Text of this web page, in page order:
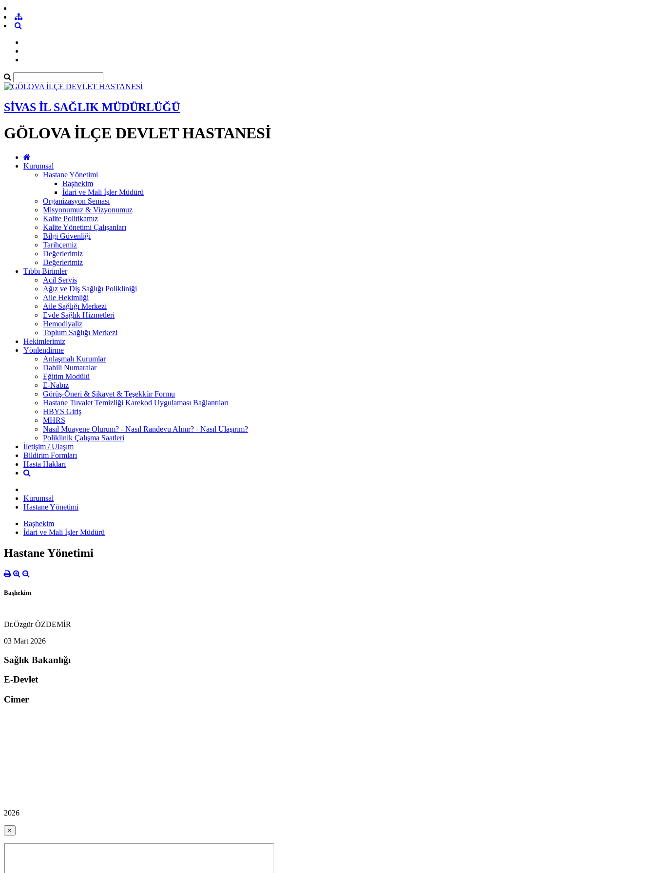
SİVAS İL SAĞLIK MÜDÜRLÜĞÜ
GÖLOVA İLÇE DEVLET HASTANESİ
Kurumsal
Hastane Yönetimi
Başhekim
İdari ve Mali İşler Müdürü
Organizasyon Şeması
Misyonumuz & Vizyonumuz
Kalite Politikamız
Kalite Yönetimi Çalışanları
Bilgi Güvenliği
Tarihçemiz
Değerlerimiz
Değerlerimiz
Tıbbı Birimler
Acil Servis
Ağız ve Diş Sağlığı Polikliniği
Aile Hekimliği
Aile Sağlığı Merkezi
Evde Sağlık Hizmetleri
Hemodiyaliz
Toplum Sağlığı Merkezi
Hekimlerimiz
Yönlendirme
Anlaşmalı Kurumlar
Dahili Numaralar
Eğitim Modülü
E-Nabız
Görüş-Öneri & Şikayet & Teşekkür Formu
Hastane Tuvalet Temizliği Karekod Uygulaması Bağlantıları
HBYS Giriş
MHRS
Nasıl Muayene Olurum? - Nasıl Randevu Alınır? - Nasıl Ulaşırım?
Poliklinik Çalışma Saatleri
İletişim / Ulaşım
Bildirim Formları
Hasta Hakları
Kurumsal
Hastane Yönetimi
Başhekim
İdari ve Mali İşler Müdürü
Hastane Yönetimi
Başhekim
Dr.Özgür ÖZDEMİR
03 Mart 2026
Sağlık Bakanlığı
E-Devlet
Cimer
2026
×